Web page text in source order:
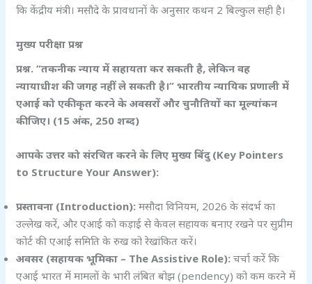
कि केंद्रीय मंत्री। मसौदे के प्रावधानों के अनुसार कथन 2 बिल्कुल सही है।
मुख्य परीक्षा प्रश्न
प्रश्न. “तकनीक न्याय में सहायता कर सकती है,लेकिन वह
न्यायाधीश की जगह नहीं ले सकती है।” भारतीय न्यायिक प्रणाली में
एआई को एकीकृत करने के अवसरों और चुनौतियों का मूल्यांकन
कीजिए। (15अंक, 250शब्द)
आपके उत्तर को संरचित करने के लिए मुख्य बिंदु (Key Pointers
to Structure Your Answer):
प्रस्तावना (Introduction): मसौदा विनियम, 2026 के संदर्भ का
उल्लेख करें, और एआई को कड़ाई से केवल सहायक बनाए रखने पर सुप्रीम
कोर्ट की एआई समिति के रुख को रेखांकित करें।
अवसर (सहायक भूमिका – The Assistive Role): चर्चा करें कि
एआई भारत में मामलों के भारी लंबित बोझ (pendency) को कम करने में